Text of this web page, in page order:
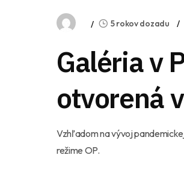
5 rokov dozadu
Galéria v
otvorená
Vzhľadom na vývoj
režime OP.